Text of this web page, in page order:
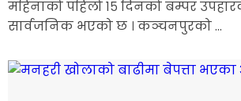
महिनाको पहिलो १५ दिनको बम्पर
सार्वजनिक भएको छ । कञ्चनपुरको ...